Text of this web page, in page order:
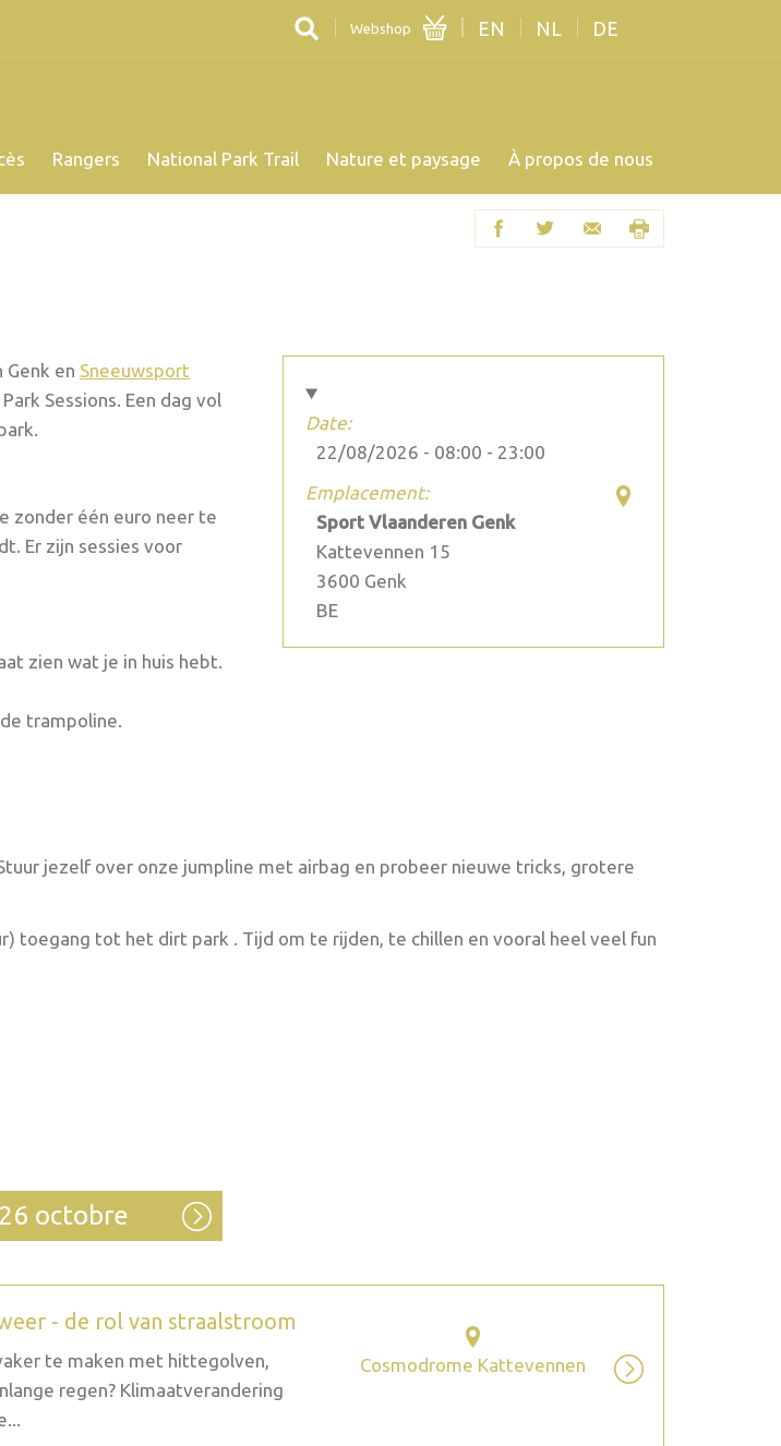
Webshop EN NL DE
Rangers National Park Trail Nature et paysage À propos de nous
Date:
22/08/2026 - 08:00 - 23:00
Emplacement:
Sport Vlaanderen Genk
Kattevennen 15
3600 Genk
BE
en Sneeuwsport
Sessions. Een dag vol
zonder één euro neer te
Er zijn sessies voor
zien wat je in huis hebt.
trampoline.
jezelf over onze jumpline met airbag en probeer nieuwe tricks, grotere
toegang tot het dirt park . Tijd om te rijden, te chillen en vooral heel veel fun
octobre
- de rol van straalstroom
te maken met hittegolven,
regen? Klimaatverandering
Cosmodrome Kattevennen